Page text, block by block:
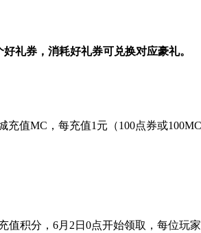
礼券，消耗好礼券可兑换对应豪礼。
值MC，每充值1元（100点券或
值积分，6月2日0点开始领取，每位玩家